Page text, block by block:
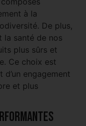
à la
De plus,
la santé de nos
plus sûrs et
Ce choix est
engagement
et plus